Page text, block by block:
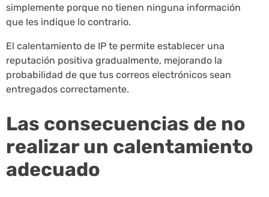
simplemente porque no tienen ninguna información
que les indique lo contrario.
El calentamiento de IP te permite establecer una
reputación positiva gradualmente, mejorando la
probabilidad de que tus correos electrónicos sean
entregados correctamente.
Las consecuencias de no
realizar un calentamiento
adecuado